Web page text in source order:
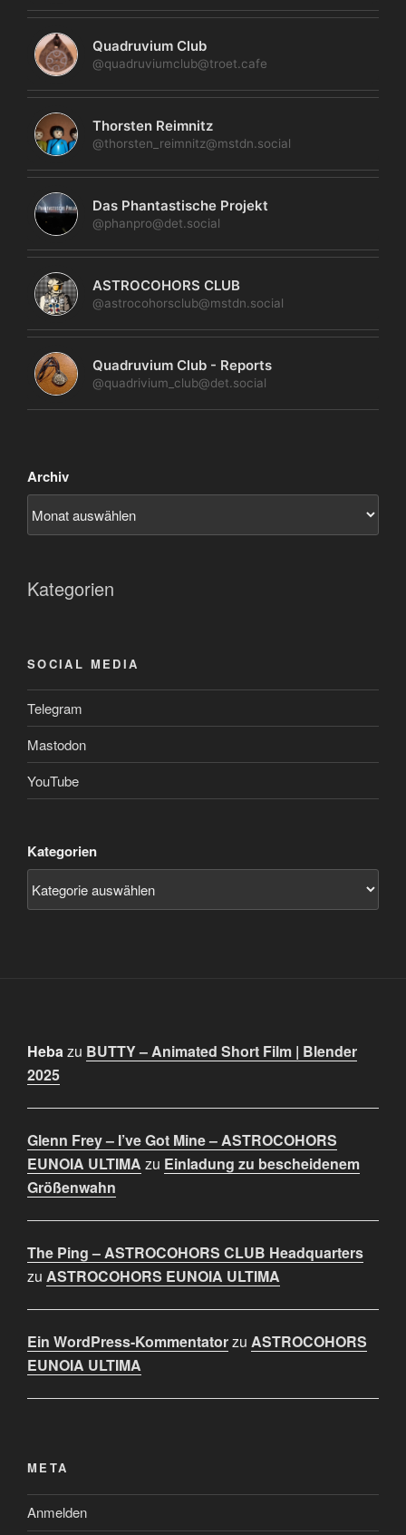
Quadruvium Club
@quadruviumclub@troet.cafe
Thorsten Reimnitz
@thorsten_reimnitz@mstdn.social
Das Phantastische Projekt
@phanpro@det.social
ASTROCOHORS CLUB
@astrocohorsclub@mstdn.social
Quadruvium Club - Reports
@quadrivium_club@det.social
Archiv
Kategorien
SOCIAL MEDIA
Telegram
Mastodon
YouTube
Kategorien
Hebazu BUTTY – Animated Short Film | Blender
2025
Glenn Frey – I’ve Got Mine – ASTROCOHORS
EUNOIA ULTIMA zu Einladung zu bescheidenem
Größenwahn
The Ping – ASTROCOHORS CLUB Headquarters
zu ASTROCOHORS EUNOIA ULTIMA
Ein WordPress-Kommentatorzu ASTROCOHORS
EUNOIA ULTIMA
META
Anmelden